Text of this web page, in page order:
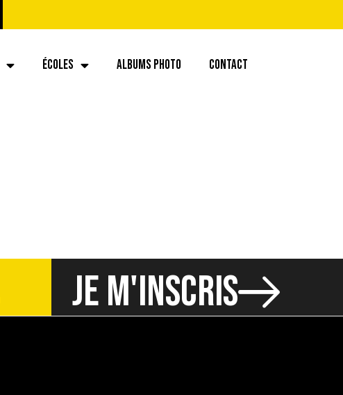
ÉCOLES ALBUMS PHOTO CONTACT
JE M'INSCRIS